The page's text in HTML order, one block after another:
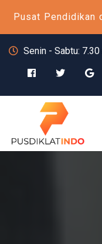
Pusat Pendidikan
Senin - Sabtu: